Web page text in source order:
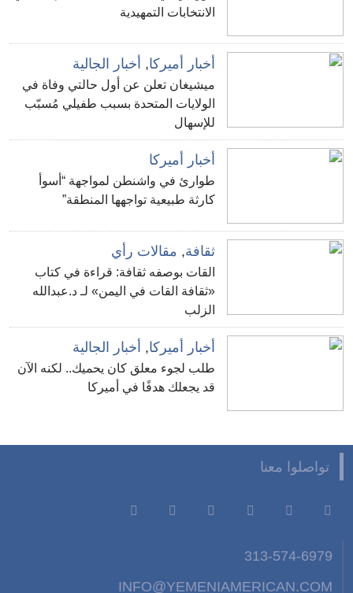
الانتخابات التمهيدية
أخبار أميركا, أخبار الجالية
ميشيغان تعلن عن أول حالتي وفاة في
الولايات المتحدة بسبب طفيلي مُسبّب
للإسهال
أخبار أميركا
طوارئ في واشنطن لمواجهة “أسوأ
كارثة طبيعية تواجهها المنطقة”
ثقافة, مقالات رأي
القات بوصفه ثقافة: قراءة في كتاب
«ثقافة القات في اليمن» لـ د.عبدالله
الزلب
أخبار أميركا, أخبار الجالية
طلب لجوء معلق كان يحميك.. لكنه الآن
قد يجعلك هدفًا في أميركا
تواصلوا معنا
313-574-6979
INFO@YEMENIAMERICAN.COM